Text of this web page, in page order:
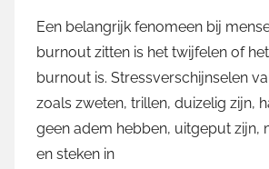
o
r
M
a
r
Een belangrijk fenomeen bij
burnout zitten is het twijfelen of
burnout is. Stressverschijnselen
zoals zweten, trillen, duizelig zijn,
geen adem hebben, uitgeput zijn,
en steken in